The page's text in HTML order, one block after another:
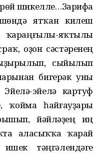
шикелле…Зарифа
ятҡан килеш
яҡтылы
оҙон сәстәренең
сыйылып
бигерәк уны
эйелә картуф
ҡойма һайғауҙары
йәйләүҙең иң
аласыҡҡа ҡарай
тәңгәлендәге